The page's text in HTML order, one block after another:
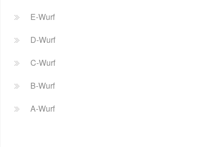
E-Wurf
D-Wurf
C-Wurf
B-Wurf
A-Wurf